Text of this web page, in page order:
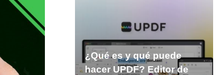
¿Qué es y qué puede
hacer UPDF? Editor de